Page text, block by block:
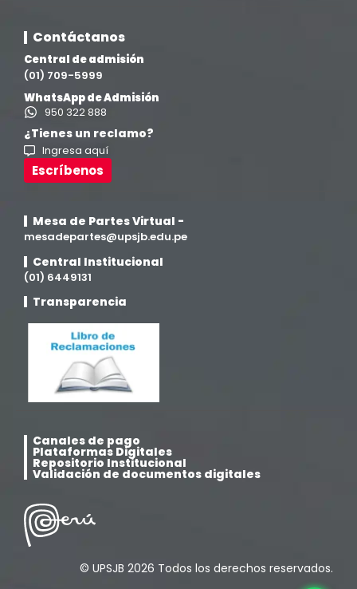
Contáctanos
Central de admisión
(01) 709-5999
WhatsApp de Admisión
950 322 888
¿Tienes un reclamo?
Ingresa aquí
Escríbenos
Mesa de Partes Virtual -
mesadepartes@upsjb.edu.pe
Central Institucional
(01) 6449131
Transparencia
Canales de pago
Plataformas Digitales
Repositorio Institucional
Validación de documentos digitales
© UPSJB 2026 Todos los derechos reservados.